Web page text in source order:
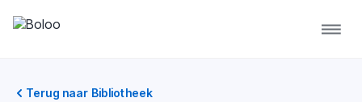
Terug naar Bibliotheek